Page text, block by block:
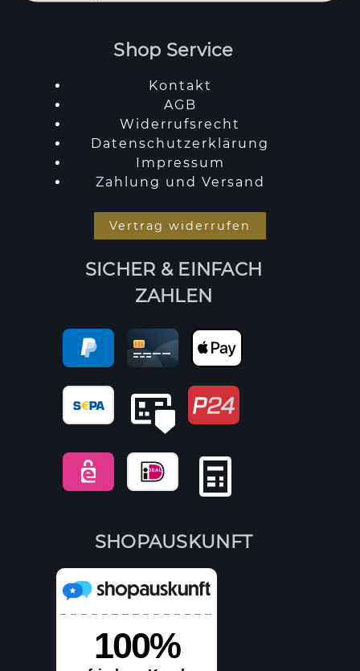
Shop Service
Kontakt
AGB
Widerrufsrecht
Datenschutzerklärung
Impressum
Zahlung und Versand
Vertrag widerrufen
SICHER & EINFACH
ZAHLEN
SHOPAUSKUNFT